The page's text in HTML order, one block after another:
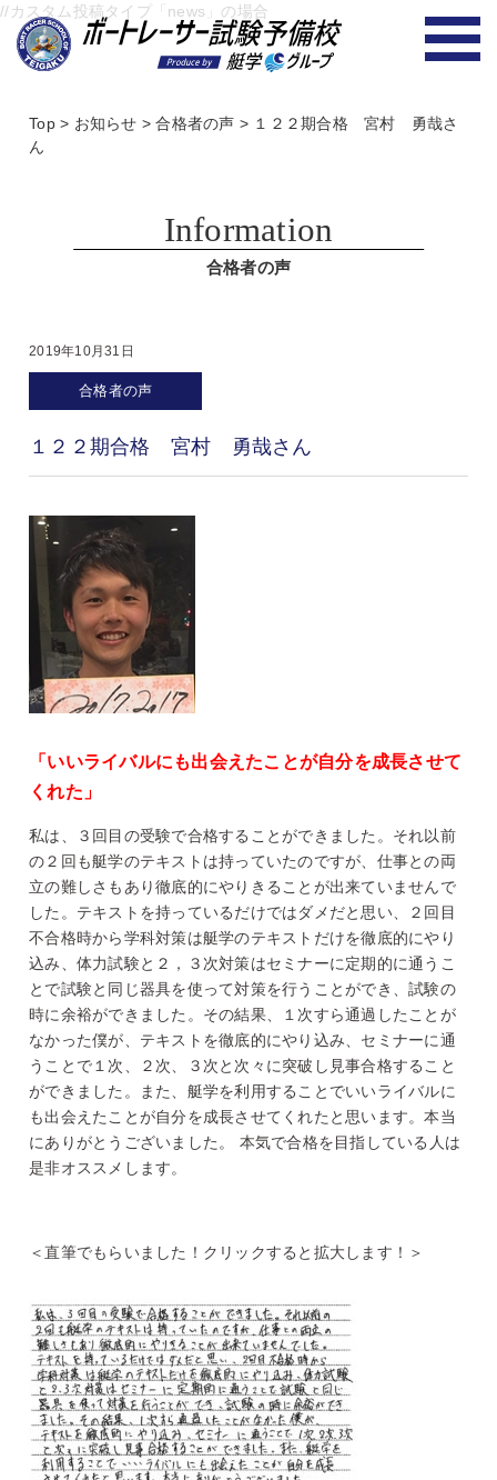
//カスタム投稿タイプ「news」の場合
Top> お知らせ >合格者の声 > １２２期合格 宮村 勇哉さ
ん
Information
合格者の声
2019年10月31日
合格者の声
１２２期合格 宮村 勇哉さん
「いいライバルにも出会えたことが自分を成長させて
くれた」
私は、３回目の受験で合格することができました。それ以前
の２回も艇学のテキストは持っていたのですが、仕事との両
立の難しさもあり徹底的にやりきることが出来ていませんで
した。テキストを持っているだけではダメだと思い、２回目
不合格時から学科対策は艇学のテキストだけを徹底的にやり
込み、体力試験と２，３次対策はセミナーに定期的に通うこ
とで試験と同じ器具を使って対策を行うことができ、試験の
時に余裕ができました。その結果、１次すら通過したことが
なかった僕が、テキストを徹底的にやり込み、セミナーに通
うことで１次、２次、３次と次々に突破し見事合格すること
ができました。また、艇学を利用することでいいライバルに
も出会えたことが自分を成長させてくれたと思います。本当
にありがとうございました。 本気で合格を目指している人は
是非オススメします。
＜直筆でもらいました！クリックすると拡大します！＞